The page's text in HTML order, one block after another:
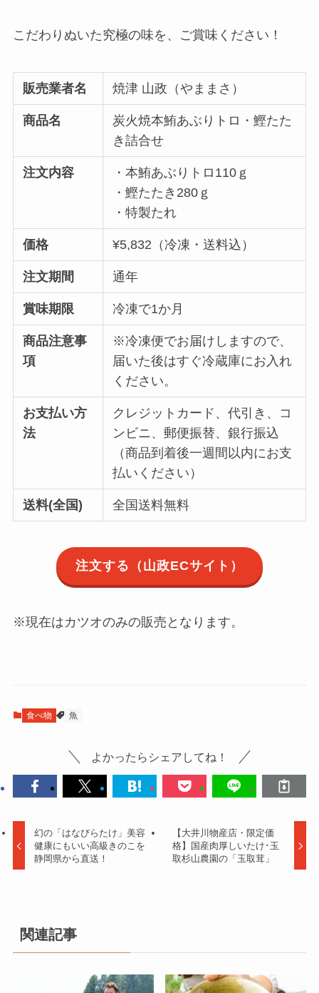
こだわりぬいた究極の味を、ご賞味ください！
販売業者名 焼津 山政（やままさ）
商品名
炭火焼本鮪あぶりトロ・鰹たた
き詰合せ
注文内容
・本鮪あぶりトロ110ｇ
・鰹たたき280ｇ
・特製たれ
価格 ¥5,832（冷凍・送料込）
注文期間 通年
賞味期限 冷凍で1か月
商品注意事
項
※冷凍便でお届けしますので、
届いた後はすぐ冷蔵庫にお入れ
ください。
お支払い方
法
クレジットカード、代引き、コ
ンビニ、郵便振替、銀行振込
（商品到着後一週間以内にお支
払いください）
送料(全国) 全国送料無料
注文する（山政ECサイト）
※現在はカツオのみの販売となります。
食べ物 魚
よかったらシェアしてね！
幻の「はなびらたけ」美容
健康にもいい高級きのこを
静岡県から直送！
【大井川物産店・限定価
格】国産肉厚しいたけ･玉
取杉山農園の「玉取茸」
関連記事